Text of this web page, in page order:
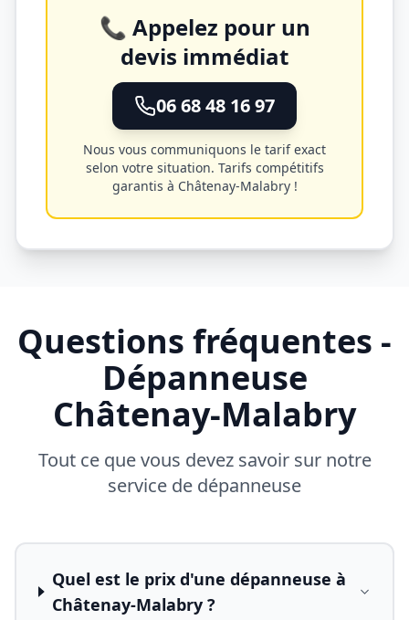
📞 Appelez pour un
devis immédiat
06 68 48 16 97
Nous vous communiquons le tarif exact
selon votre situation. Tarifs compétitifs
garantis à Châtenay-Malabry!
Questions fréquentes -
Dépanneuse
Châtenay-Malabry
Tout ce que vous devez savoir sur notre
service de dépanneuse
Quel est le prix d'une dépanneuse à
Châtenay-Malabry ?